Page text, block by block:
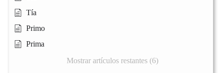
Tía
Primo
Prima
Mostrar artículos restantes (6)